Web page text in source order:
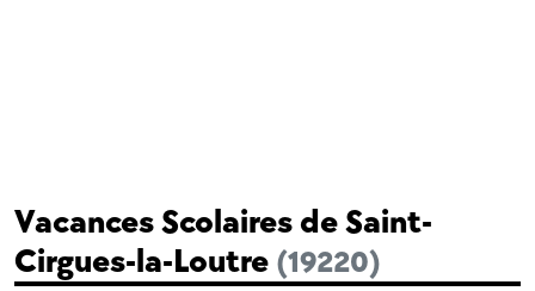
Vacances Scolaires de Saint-
Cirgues-la-Loutre (19220)